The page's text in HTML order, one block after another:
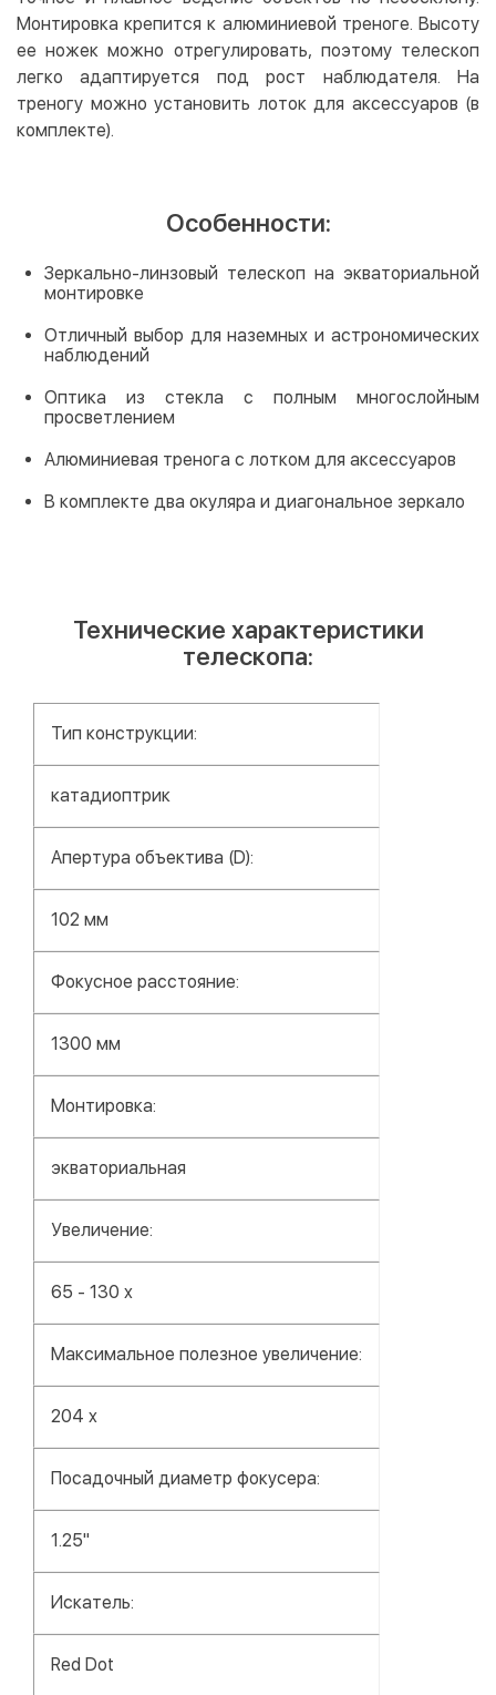
Монтировка крепится к алюминиевой треноге. Высоту
ее ножек можно отрегулировать, поэтому телескоп
легко адаптируется под рост наблюдателя. На
треногу можно установить лоток для аксессуаров (в
комплекте).
Особенности:
Зеркально-линзовый телескоп на экваториальной
монтировке
Отличный выбор для наземных и астрономических
наблюдений
Оптика из стекла с полным многослойным
просветлением
Алюминиевая тренога с лотком для аксессуаров
В комплекте два окуляра и диагональное зеркало
Технические характеристики
телескопа:
Тип конструкции:
катадиоптрик
Апертура объектива (D):
102 мм
Фокусное расстояние:
1300 мм
Монтировка:
экваториальная
Увеличение:
65 - 130 x
Максимальное полезное увеличение:
204 x
Посадочный диаметр фокусера:
1.25"
Искатель:
Red Dot